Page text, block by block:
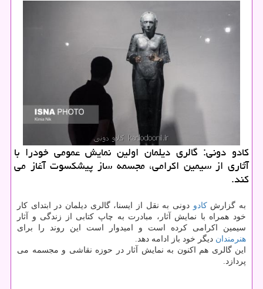
كادو دونی: گالری دیلمان اولین نمایش عمومی خودرا با
آثاری از سیمین اكرامی، مجسمه ساز پیشكسوت آغاز می
كند.
به گزارشكادو دونی به نقل از ایسنا، گالری دیلمان در ابتدای كار
خود همراه با نمایش آثار، مبادرت به چاپ كتابی از زندگی و آثار
سیمین اكرامی كرده است و امیدوار است این روند را برای
هنرمندان دیگر خود باز ادامه دهد.
این گالری هم اكنون به نمایش آثار در حوزه نقاشی و مجسمه می
پردازد.